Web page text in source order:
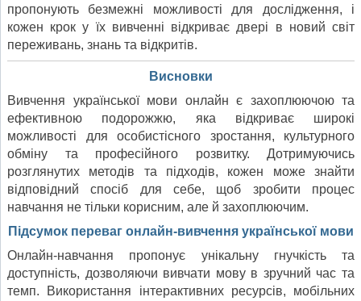
пропонують безмежні можливості для дослідження, і
кожен крок у їх вивченні відкриває двері в новий світ
переживань, знань та відкритів.
Висновки
Вивчення української мови онлайн є захоплюючою та
ефективною подорожжю, яка відкриває широкі
можливості для особистісного зростання, культурного
обміну та професійного розвитку. Дотримуючись
розглянутих методів та підходів, кожен може знайти
відповідний спосіб для себе, щоб зробити процес
навчання не тільки корисним, але й захоплюючим.
Підсумок переваг онлайн-вивчення української мови
Онлайн-навчання пропонує унікальну гнучкість та
доступність, дозволяючи вивчати мову в зручний час та
темп. Використання інтерактивних ресурсів, мобільних